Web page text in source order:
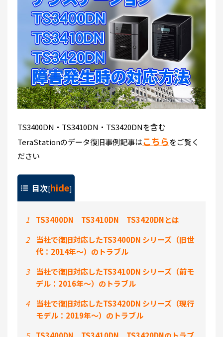
TS3400DN・TS3410DN・TS3420DNを含む
TeraStationのデータ復旧事例記事はこちらをご覧く
ださい
目次[hide]
1
TS3400DN TS3410DN TS3420DNとは
2
当社で復旧対応したTS3400DN シリーズ（旧世
代：2014年～）のトラブル
3
当社で復旧対応したTS3410DN シリーズ（前モ
デル：2016年～）のトラブル
4
当社で復旧対応したTS3420DN シリーズ（現行
モデル：2019年～）のトラブル